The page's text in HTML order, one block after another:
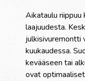
Aikataulu
laajuudesta.
kuukaudessa.
kevääseen tai
ovat